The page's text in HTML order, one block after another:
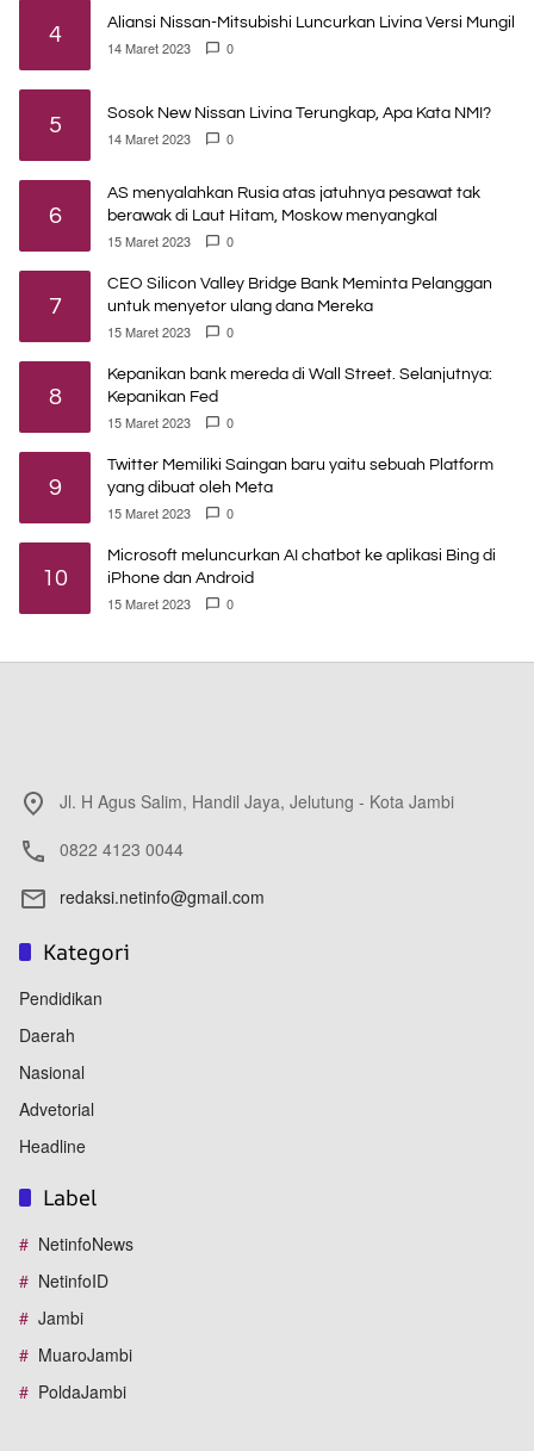
4 Aliansi Nissan-Mitsubishi Luncurkan Livina Versi Mungil
14 Maret 2023 0
5 Sosok New Nissan Livina Terungkap, Apa Kata NMI?
14 Maret 2023 0
6
AS menyalahkan Rusia atas jatuhnya pesawat tak
berawak di Laut Hitam, Moskow menyangkal
15 Maret 2023 0
7
CEO Silicon Valley Bridge Bank Meminta Pelanggan
untuk menyetor ulang dana Mereka
15 Maret 2023 0
8
Kepanikan bank mereda di Wall Street. Selanjutnya:
Kepanikan Fed
15 Maret 2023 0
9
Twitter Memiliki Saingan baru yaitu sebuah Platform
yang dibuat oleh Meta
15 Maret 2023 0
10
Microsoft meluncurkan AI chatbot ke aplikasi Bing di
iPhone dan Android
15 Maret 2023 0
Jl. H Agus Salim, Handil Jaya, Jelutung - Kota Jambi
0822 4123 0044
redaksi.netinfo@gmail.com
Kategori
Pendidikan
Daerah
Nasional
Advetorial
Headline
Label
NetinfoNews
NetinfoID
Jambi
MuaroJambi
PoldaJambi